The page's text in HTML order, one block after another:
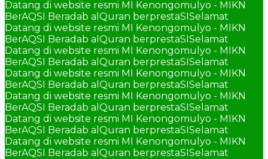
Datang di website resmi MI Kenongomulyo - MIKN
BerAQSI Beradab alQuran berprestaSISelamat
Datang di website resmi MI Kenongomulyo - MIKN
BerAQSI Beradab alQuran berprestaSISelamat
Datang di website resmi MI Kenongomulyo - MIKN
BerAQSI Beradab alQuran berprestaSISelamat
Datang di website resmi MI Kenongomulyo - MIKN
BerAQSI Beradab alQuran berprestaSISelamat
Datang di website resmi MI Kenongomulyo - MIKN
BerAQSI Beradab alQuran berprestaSISelamat
Datang di website resmi MI Kenongomulyo - MIKN
BerAQSI Beradab alQuran berprestaSISelamat
Datang di website resmi MI Kenongomulyo - MIKN
BerAQSI Beradab alQuran berprestaSISelamat